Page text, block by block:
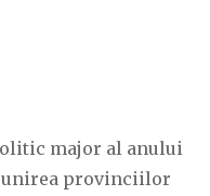
major al anului
unirea provinciilor